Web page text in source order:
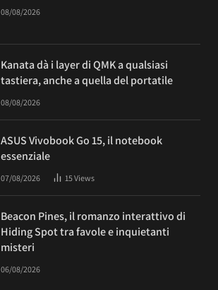
08/08/2026
Kanata dà i layer di QMK a qualsiasi
tastiera, anche a quella del portatile
08/08/2026
ASUS Vivobook Go 15, il notebook
essenziale
07/08/2026 15Views
Beacon Pines, il romanzo interattivo di
Hiding Spot tra favole e inquietanti
misteri
06/08/2026